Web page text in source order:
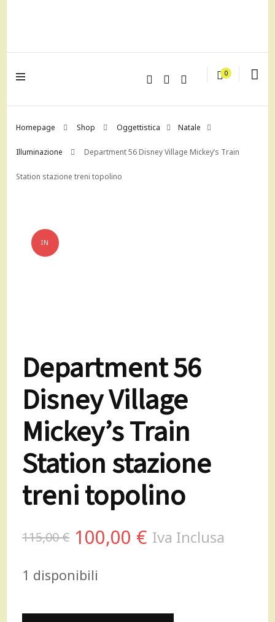
0
Homepage Shop Oggettistica Natale
Illuminazione Department 56 Disney Village Mickey’s Train
Station stazione treni topolino
IN
Department 56
Disney Village
Mickey’s Train
Station stazione
treni topolino
115,00€ Il
100,00 € Il
Iva Inclusa
1 disponibili